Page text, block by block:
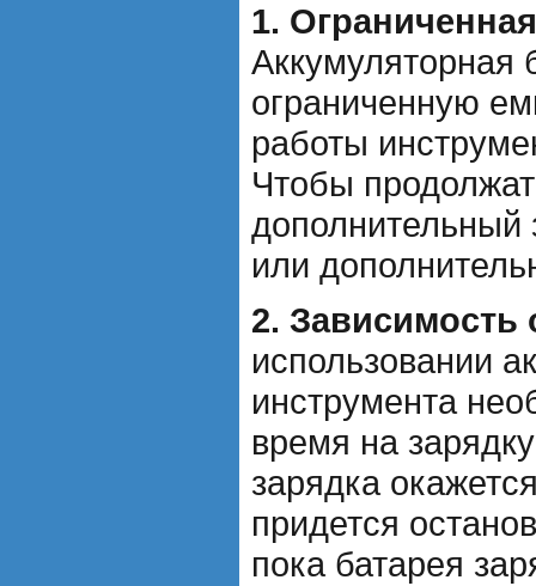
1.
Аккумуляторная
ограниченную
работы
Чтобы
дополнительный
или
2. Зависимость
использовании
инструмента
время на
зарядка
придется
пока батарея